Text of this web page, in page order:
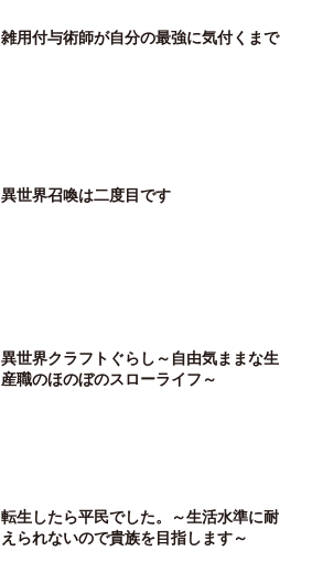
雑用付与術師が自分の最強に気付くまで
異世界召喚は二度目です
異世界クラフトぐらし～自由気ままな生
産職のほのぼのスローライフ～
転生したら平民でした。～生活水準に耐
えられないので貴族を目指します～